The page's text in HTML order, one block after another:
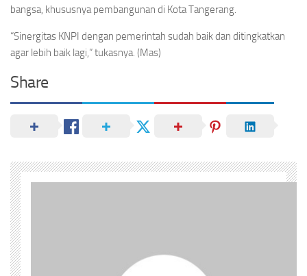
bangsa, khususnya pembangunan di Kota Tangerang.
“Sinergitas KNPI dengan pemerintah sudah baik dan ditingkatkan
agar lebih baik lagi,” tukasnya. (Mas)
Share